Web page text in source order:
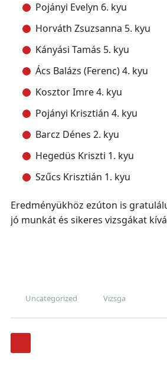
Pojányi Evelyn 6. kyu
Horváth Zsuzsanna 5. kyu
Kányási Tamás 5. kyu
Ács Balázs (Ferenc) 4. kyu
Kosztor Imre 4. kyu
Pojányi Krisztián 4. kyu
Barcz Dénes 2. kyu
Hegedüs Kriszti 1. kyu
Szűcs Krisztián 1. kyu
Eredményükhöz ezúton is
jó munkát és sikeres vizsgákat
Uncategorized Vizsga
Post navigation